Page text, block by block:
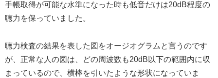
手帳取得が可能な水準になった時も低音だけは20dB程度の
聴力を保っていました。
聴力検査の結果を表した図をオージオグラムと言うのです
が、正常な人の図は、どの周波数も20dB以下の範囲内に収
まっているので、横棒を引いたような形状になっていま